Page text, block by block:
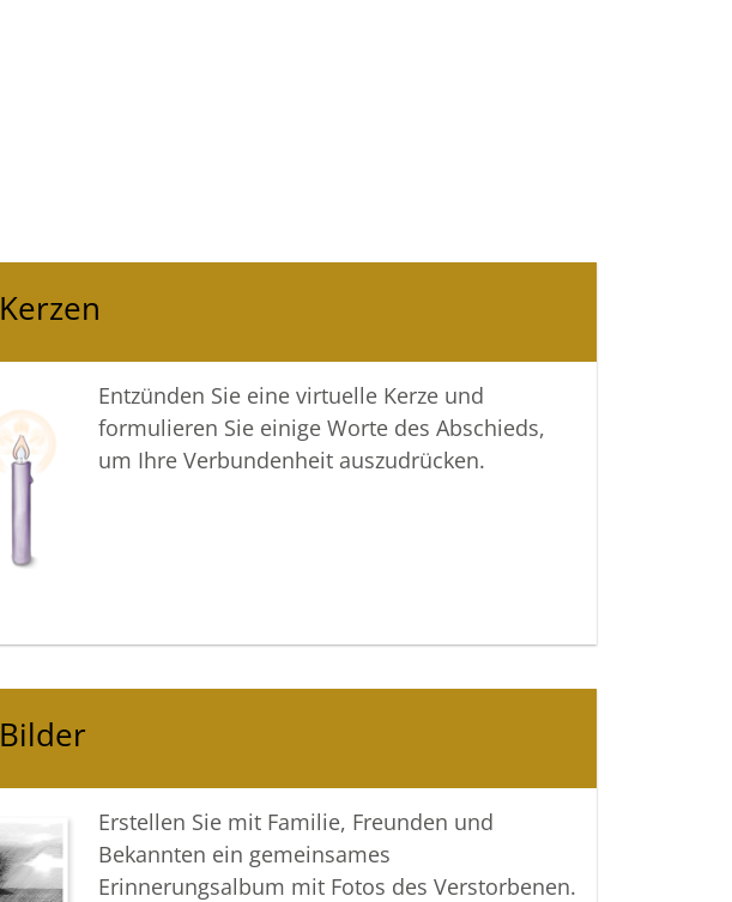
Kerzen
Entzünden Sie eine virtuelle Kerze und
formulieren Sie einige Worte des Abschieds,
um Ihre Verbundenheit auszudrücken.
Bilder
Erstellen Sie mit Familie, Freunden und
Bekannten ein gemeinsames
Erinnerungsalbum mit Fotos des Verstorbenen.